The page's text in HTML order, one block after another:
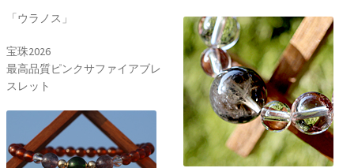
「ウラノス」
宝珠2026
最高品質ピンクサファイアブレ
スレット